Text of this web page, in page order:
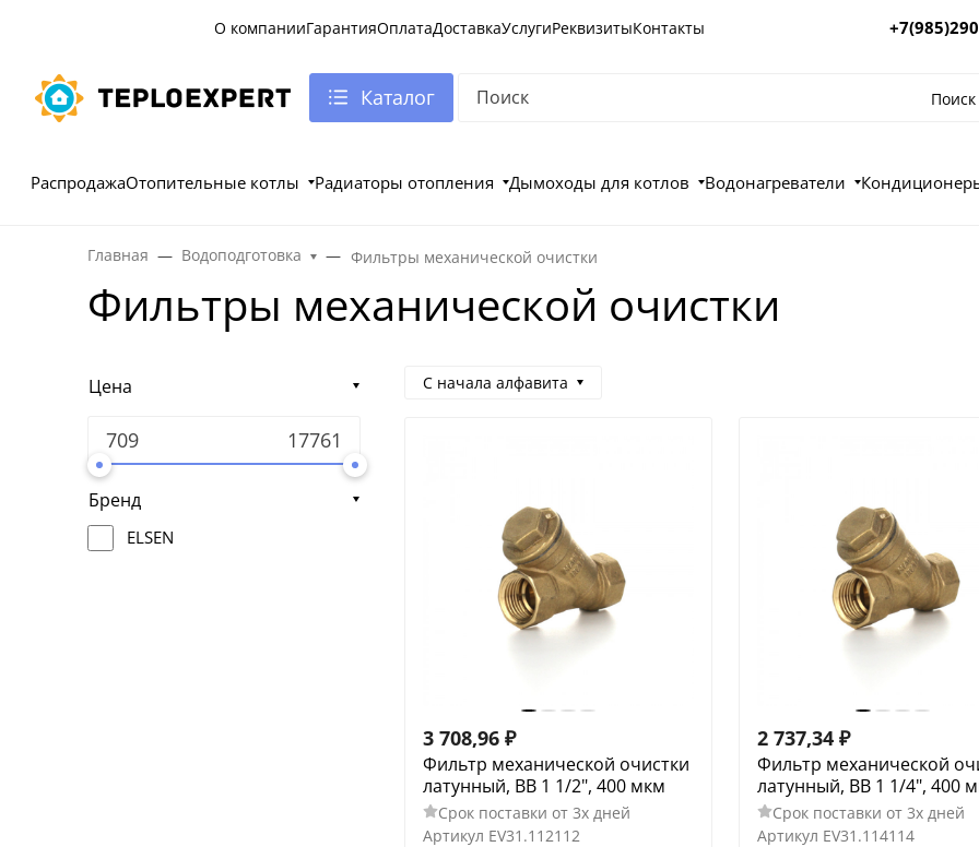
О компанииГарантияОплатаДоставкаУслугиРеквизитыКонтакты
Каталог
РаспродажаОтопительные котлы Радиаторы отопления Дымоходы для котлов Водонагреватели
Главная Водоподготовка Фильтры механической очистки
Фильтры механической очистки
Цена
Бренд
ELSEN
С начала алфавита
3 708,96 ₽
Фильтр механической очистки
латунный, ВВ 1 1/2", 400 мкм
Срок поставки от 3х дней
Артикул EV31.112112
2 737,34 ₽
Фильтр механической
латунный, ВВ 1 1/4", 400
Срок поставки от 3х дней
Артикул EV31.114114